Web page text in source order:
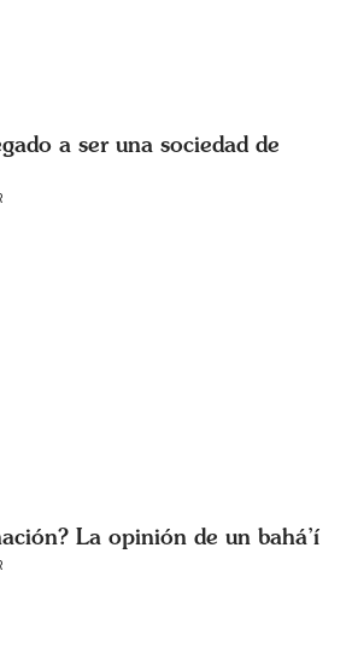
a ser una sociedad de
La opinión de un bahá’í